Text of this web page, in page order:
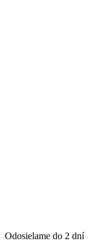
Odosielame do 2 dní